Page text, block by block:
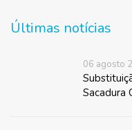
Últimas notícias
06 agosto
Sacadura